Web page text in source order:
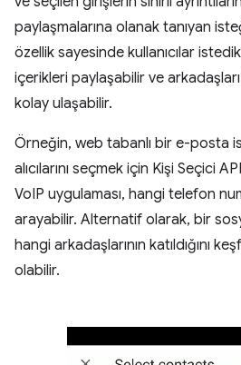
paylaşmalarına olanak tanıyan
özellik sayesinde kullanıcılar
içerikleri paylaşabilir ve
kolay ulaşabilir.
Örneğin, web tabanlı bir e-posta
alıcılarını seçmek için Kişi Seçici
VoIP uygulaması, hangi telefon
arayabilir. Alternatif olarak, bir
hangi arkadaşlarının katıldığını
olabilir.